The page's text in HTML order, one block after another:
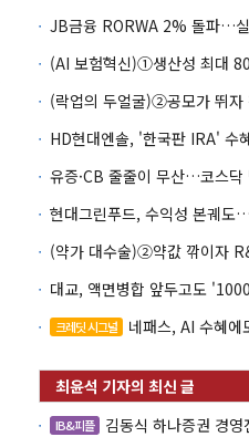
크레딧 시그널 네패스, AI 수혜에도
IB&피플 김동식 하나증권 경영